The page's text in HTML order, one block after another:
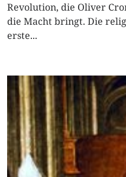
Revolution, die Oliver
die Macht bringt. Die
erste...